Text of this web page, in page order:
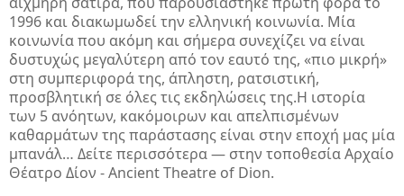
1996 και διακωμωδεί την ελληνική κοινωνία. Μία
κοινωνία που ακόμη και σήμερα συνεχίζει να είναι
δυστυχώς μεγαλύτερη από τον εαυτό της, «πιο μικρή»
στη συμπεριφορά της, άπληστη, ρατσιστική,
προσβλητική σε όλες τις εκδηλώσεις της.Η ιστορία
των 5 ανόητων, κακόμοιρων και απελπισμένων
καθαρμάτων της παράστασης είναι στην εποχή μας μία
μπανάλ… Δείτε περισσότερα — στην τοποθεσία Αρχαίο
Θέατρο Δίον - Ancient Theatre of Dion.